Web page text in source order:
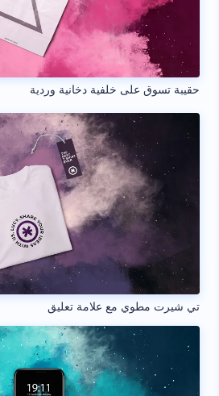
حقيبة تسوق على خلفية دخانية وردية
تي شيرت مطوي مع علامة تعليق